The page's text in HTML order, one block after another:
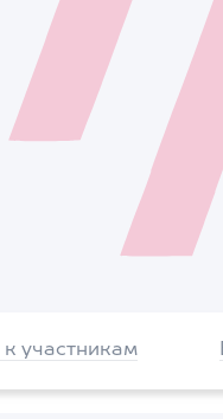
к участникам